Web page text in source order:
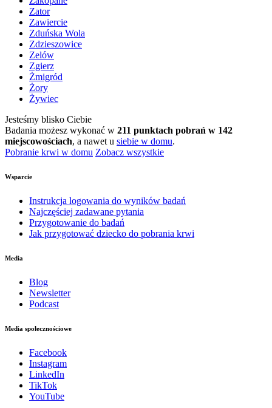
Zator
Zawiercie
Zduńska Wola
Zdzieszowice
Zelów
Zgierz
Żmigród
Żory
Żywiec
Jesteśmy blisko Ciebie
Badania możesz wykonać w 211 punktach pobrań w 142
miejscowościach, a nawet u siebie w domu.
Pobranie krwi w domu Zobacz wszystkie
Wsparcie
Instrukcja logowania do wyników badań
Najczęściej zadawane pytania
Przygotowanie do badań
Jak przygotować dziecko do pobrania krwi
Media
Blog
Newsletter
Podcast
Media społecznościowe
Facebook
Instagram
LinkedIn
TikTok
YouTube